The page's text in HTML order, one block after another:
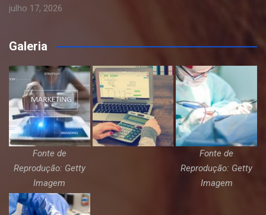
julho 17, 2026
Galeria
Fonte de
Reprodução: Getty
Imagem
Fonte de
Reprodução: Getty
Imagem